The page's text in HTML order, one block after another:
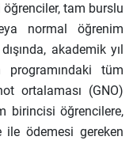
öğrenciler, tam burslu
normal öğrenim
akademik yıl
tüm
ortalaması (GNO)
birincisi öğrencilere,
ödemesi gereken